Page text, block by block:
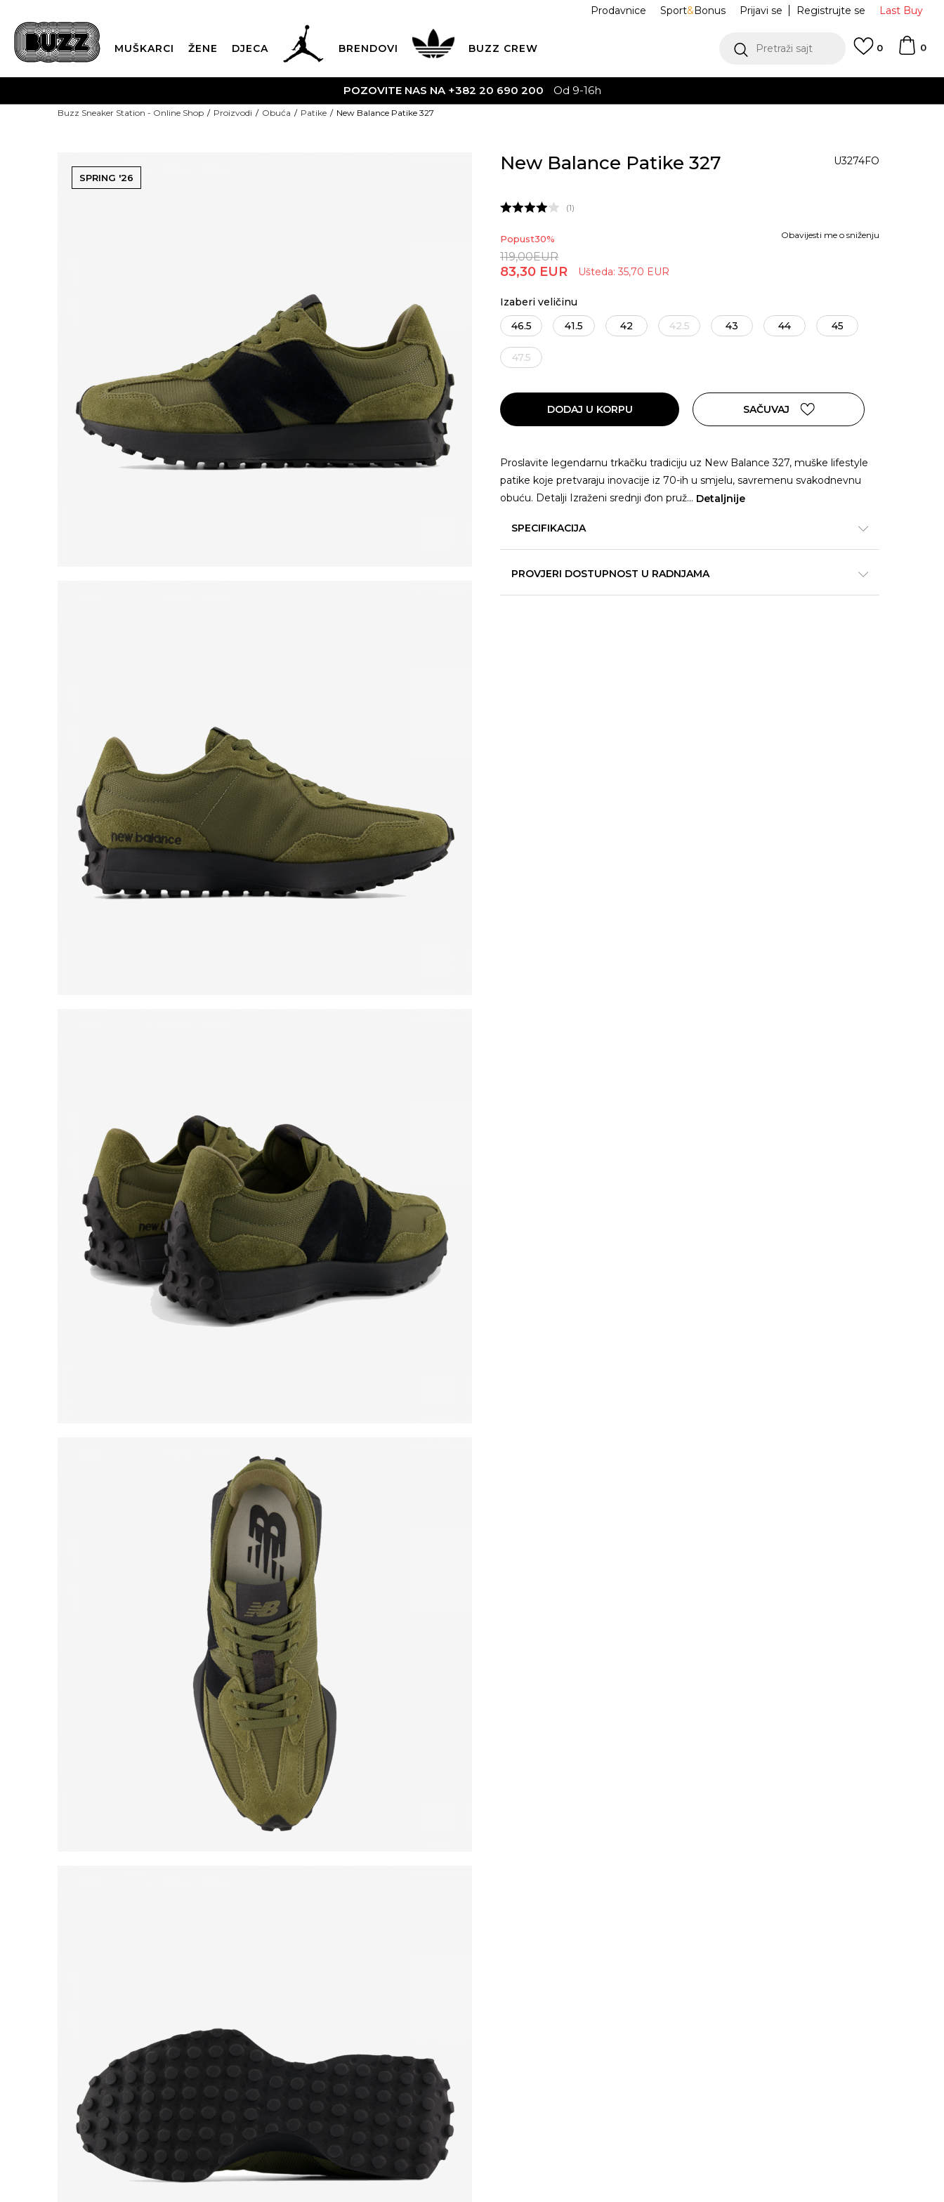
Last Buy
Prijavi se Registrujte se
Prodavnice Sport&Bonus
MUŠKARCI ŽENE DJECA BRENDOVI BUZZ CREW Pretraži sajt 0
0
Buzz Sneaker Station - Online Shop Proizvodi Obuća Patike New Balance Patike 327
SPRING '26
New Balance Patike 327 U3274FO
1
Popust30%
119,00EUR
83,30 EUR Ušteda: 35,70 EUR
Obavijesti me o sniženju
Izaberi veličinu
46.5
41.5 42 42.5 43 44 45
47.5
DODAJ U KORPU SAČUVAJ
Proslavite legendarnu trkačku tradiciju uz New Balance 327, muške lifestyle
patike koje pretvaraju inovacije iz 70-ih u smjelu, savremenu svakodnevnu
obuću. Detalji Izraženi srednji đon pruž... Detaljnije
SPECIFIKACIJA
PROVJERI DOSTUPNOST U RADNJAMA